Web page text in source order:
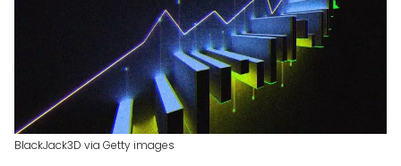
BlackJack3D via Getty images